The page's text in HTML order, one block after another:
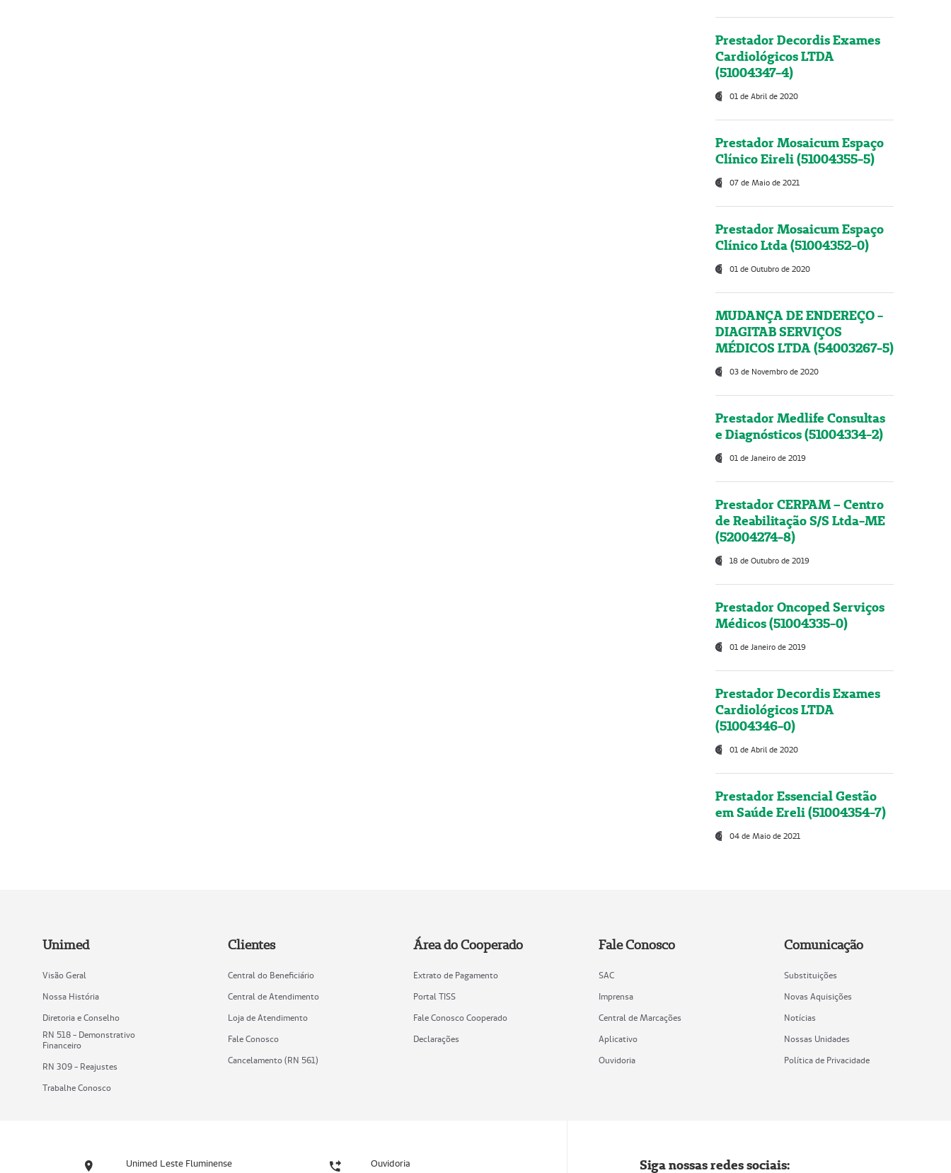
Prestador Decordis Exames
Cardiológicos LTDA
(51004347-4)
01 de Abril de 2020
Prestador Mosaicum Espaço
Clínico Eireli (51004355-5)
07 de Maio de 2021
Prestador Mosaicum Espaço
Clínico Ltda (51004352-0)
01 de Outubro de 2020
MUDANÇA DE ENDEREÇO -
DIAGITAB SERVIÇOS
MÉDICOS LTDA (54003267-5)
03 de Novembro de 2020
Prestador Medlife Consultas
e Diagnósticos (51004334-2)
01 de Janeiro de 2019
Prestador CERPAM – Centro
de Reabilitação S/S Ltda-ME
(52004274-8)
18 de Outubro de 2019
Prestador Oncoped Serviços
Médicos (51004335-0)
01 de Janeiro de 2019
Prestador Decordis Exames
Cardiológicos LTDA
(51004346-0)
01 de Abril de 2020
Prestador Essencial Gestão
em Saúde Ereli (51004354-7)
04 de Maio de 2021
Unimed
Visão Geral
Nossa História
Diretoria e Conselho
RN 518 - Demonstrativo
Financeiro
RN 309 - Reajustes
Trabalhe Conosco
Clientes
Central do Beneficiário
Central de Atendimento
Loja de Atendimento
Fale Conosco
Cancelamento (RN 561)
Área do Cooperado
Extrato de Pagamento
Portal TISS
Fale Conosco Cooperado
Declarações
Fale Conosco
SAC
Imprensa
Central de Marcações
Aplicativo
Ouvidoria
Comunicação
Substituições
Novas Aquisições
Notícias
Nossas Unidades
Política de Privacidade
Unimed Leste Fluminense Ouvidoria Siga nossas redes sociais: